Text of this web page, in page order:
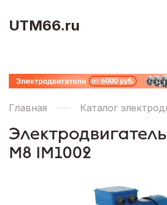
UTM66.ru
Главная Каталог
М8 IM1002